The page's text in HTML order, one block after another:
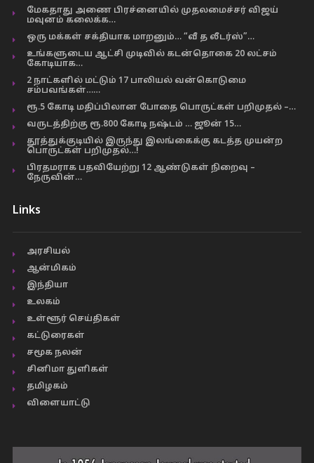
மேகதாது அணை பிரச்னையில் முதலமைச்சர் விஜய்
மவுனம் கலைக்க…
ஒரு மக்கள் சக்தியாக மாறனும்… “வீ த லீடர்ஸ்”…
உங்களுடைய ஆட்சி முடிவில் கடன்தொகை 20 லட்சம்
கோடியாக…
2 நாட்களில் மட்டும் 17 பாலியல் வன்கொடுமை
சம்பவங்கள்……
ரூ.5 கோடி மதிப்பிலான போதை பொருட்கள் பறிமுதல் –…
வருடத்திற்கு ரூ.800 கோடி நஷ்டம் … ஜூன் 15…
தூத்துக்குடியில் இருந்து இலங்கைக்கு கடத்த முயன்ற
பொருட்கள் பறிமுதல்…!
பிரதமராக பதவியேற்று 12 ஆண்டுகள் நிறைவு –
நேருவின்…
Links
அரசியல்
ஆன்மிகம்
இந்தியா
உலகம்
உள்ளூர் செய்திகள்
கட்டுரைகள்
சமூக நலன்
சினிமா துளிகள்
தமிழகம்
விளையாட்டு